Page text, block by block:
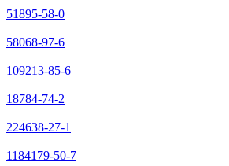
51895-58-0
58068-97-6
109213-85-6
18784-74-2
224638-27-1
1184179-50-7